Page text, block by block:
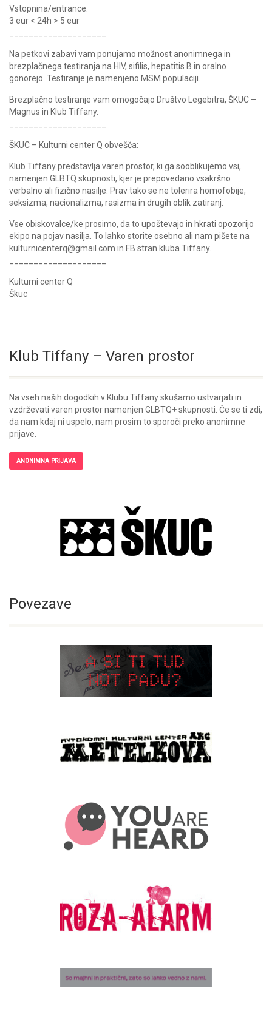
Vstopnina/entrance:
3 eur < 24h > 5 eur
Na petkovi zabavi vam ponujamo možnost anonimnega in
brezplačnega testiranja na HIV, sifilis, hepatitis B in oralno
gonorejo. Testiranje je namenjeno MSM populaciji.
Brezplačno testiranje vam omogočajo Društvo Legebitra, ŠKUC –
Magnus in Klub Tiffany.
ŠKUC – Kulturni center Q obvešča:
Klub Tiffany predstavlja varen prostor, ki ga sooblikujemo vsi,
namenjen GLBTQ skupnosti, kjer je prepovedano vsakršno
verbalno ali fizično nasilje. Prav tako se ne tolerira homofobije,
seksizma, nacionalizma, rasizma in drugih oblik zatiranj.
Vse obiskovalce/ke prosimo, da to upoštevajo in hkrati opozorijo
ekipo na pojav nasilja. To lahko storite osebno ali nam pišete na
kulturnicenterq@gmail.com in FB stran kluba Tiffany.
Kulturni center Q
Škuc
Klub Tiffany – Varen prostor
Na vseh naših dogodkih v Klubu Tiffany skušamo ustvarjati in
vzdrževati varen prostor namenjen GLBTQ+ skupnosti. Če se ti zdi,
da nam kdaj ni uspelo, nam prosim to sporoči preko anonimne
prijave.
ANONIMNA PRIJAVA
Povezave